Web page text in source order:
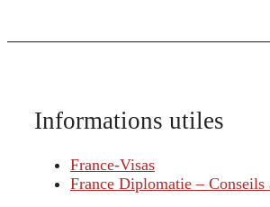
Informations utiles
France-Visas
France Diplomatie – Conseils